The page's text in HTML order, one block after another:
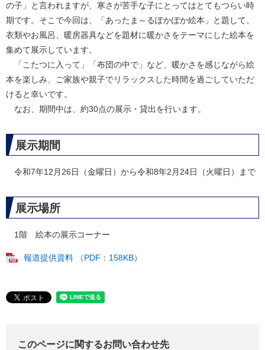
の子」と言われますが、寒さが苦手な子にとってはとてもつらい時
期です。そこで今回は、「あったま～るぽかぽか絵本」と題して、
衣類やお風呂、暖房器具などを題材に暖かさをテーマにした絵本を
集めて展示しています。
「こたつに入って」「布団の中で」など、暖かさを感じながら絵
本を楽しみ、ご家族や親子でリラックスした時間を過ごしていただ
けると幸いです。
なお、期間中は、約30点の展示・貸出を行います。
展示期間
令和7年12月26日（金曜日）から令和8年2月24日（火曜日）まで
展示場所
1階 絵本の展示コーナー
報道提供資料 （PDF：158KB）
このページに関するお問い合わせ先